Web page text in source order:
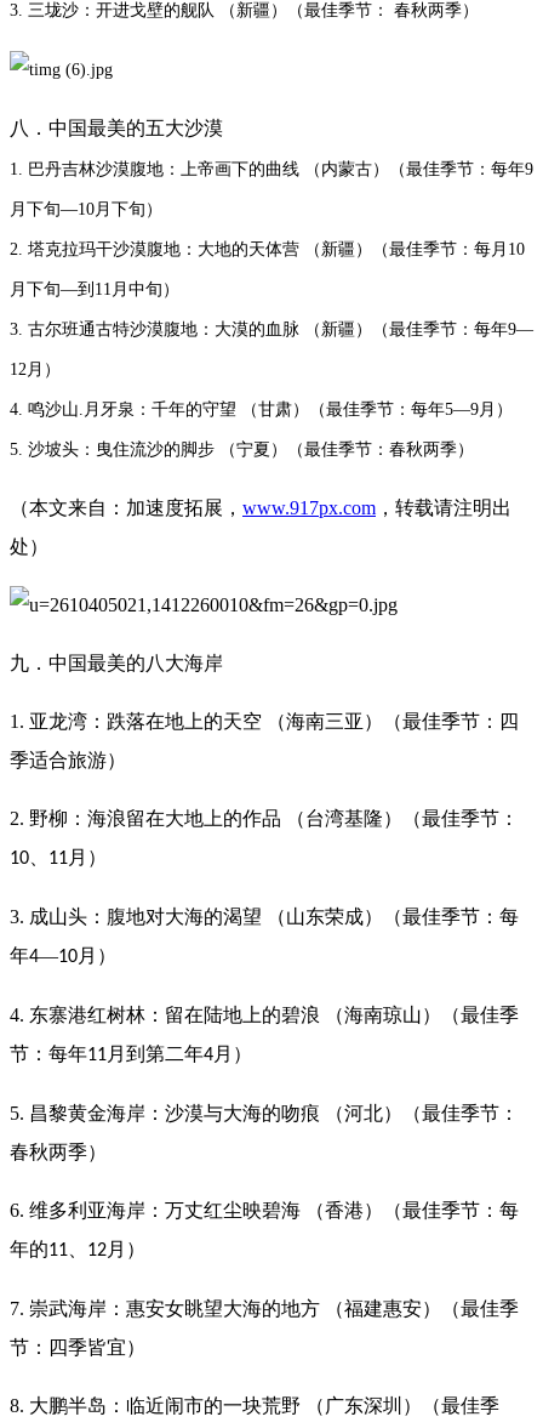
3. 三垅沙：开进戈壁的舰队 （新疆）（最佳季节： 春秋两季）
八．中国最美的五大沙漠
1. 巴丹吉林沙漠腹地：上帝画下的曲线 （内蒙古）（最佳季节：每年9
月下旬—10月下旬）
2. 塔克拉玛干沙漠腹地：大地的天体营 （新疆）（最佳季节：每月10
月下旬—到11月中旬）
3. 古尔班通古特沙漠腹地：大漠的血脉 （新疆）（最佳季节：每年9—
12月）
4. 鸣沙山.月牙泉：千年的守望 （甘肃）（最佳季节：每年5—9月）
5. 沙坡头：曳住流沙的脚步 （宁夏）（最佳季节：春秋两季）
（本文来自：加速度拓展， www.917px.com ，转载请注明出
处）
九．中国最美的八大海岸
1. 亚龙湾：跌落在地上的天空 （海南三亚）（最佳季节：四
季适合旅游）
2. 野柳：海浪留在大地上的作品 （台湾基隆）（最佳季节：
10 11月）
3. 成山头：腹地对大海的渴望 （山东荣成）（最佳季节：每
年4—10月）
4. 东寨港红树林：留在陆地上的碧浪 （海南琼山）（最佳季
节：每年11月到第二年4月）
5. 昌黎黄金海岸：沙漠与大海的吻痕 （河北）（最佳季节：
春秋两季）
6. 维多利亚海岸：万丈红尘映碧海 （香港）（最佳季节：每
年的11 12月）
7. 崇武海岸：惠安女眺望大海的地方 （福建惠安）（最佳季
节：四季皆宜）
8. 大鹏半岛：临近闹市的一块荒野 （广东深圳）（最佳季